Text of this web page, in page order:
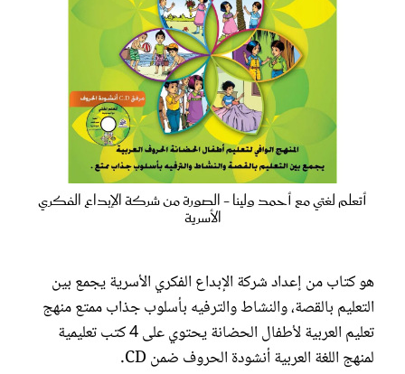
أتعلم لغتي مع أحمد ولينا - الصورة من شركة الإبداع الفكري
الأسرية
هو كتاب من إعداد شركة الإبداع الفكري الأسرية يجمع بين
التعليم بالقصة، والنشاط والترفيه بأسلوب جذاب ممتع منهج
تعليم العربية لأطفال الحضانة يحتوي على 4 كتب تعليمية
لمنهج اللغة العربية أنشودة الحروف ضمن CD.